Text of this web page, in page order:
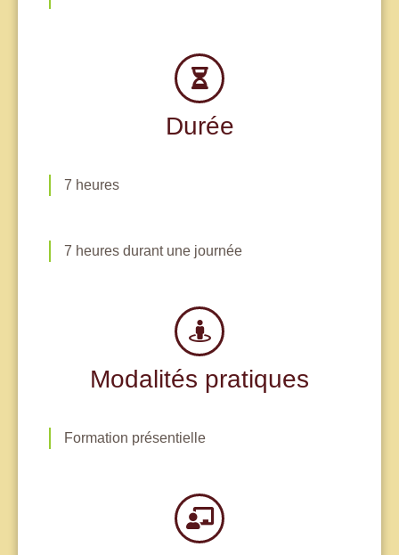
Durée
7 heures
7 heures durant une journée
Modalités pratiques
Formation présentielle